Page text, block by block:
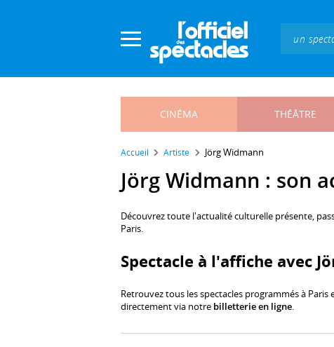
CINÉMA THÉÂTRE
Accueil Artiste Jörg Widmann
Jörg Widmann : son
Découvrez toute l'actualité culturelle présente,
Paris.
Spectacle à l'affiche avec
Retrouvez tous les spectacles programmés à Paris
directement via notre billetterie en ligne.